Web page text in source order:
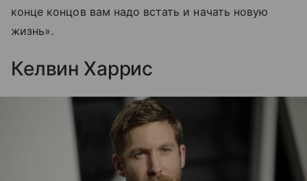
конце концов вам надо встать и начать новую
жизнь».
Келвин Харрис